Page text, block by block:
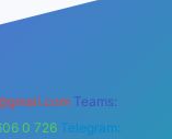
Teams:
0 726 Telegram: